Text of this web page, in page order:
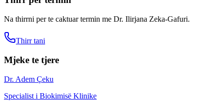
Na thirrni per te caktuar termin me Dr. Ilirjana Zeka-Gafuri.
Thirr tani
Mjeke te tjere
Dr. Adem Çeku
Specialist i Biokimisë Klinike